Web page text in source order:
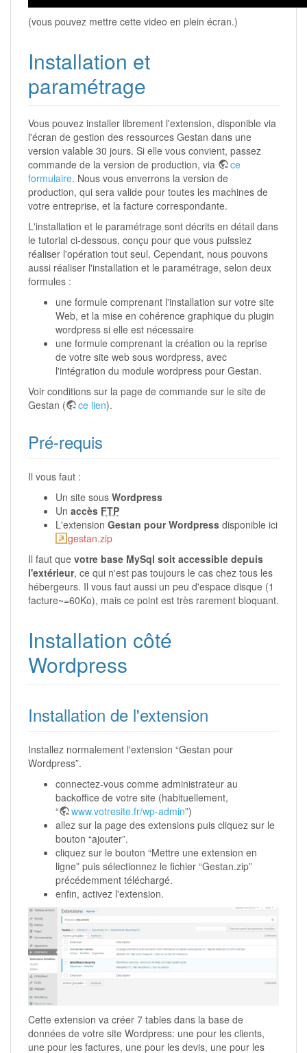
(vous pouvez mettre cette video en plein écran.)
Installation et
paramétrage
Vous pouvez installer librement l'extension, disponible via
l'écran de gestion des ressources Gestan dans une
version valable 30 jours. Si elle vous convient, passez
commande de la version de production, via
ce
formulaire. Nous vous enverrons la version de
production, qui sera valide pour toutes les machines de
votre entreprise, et la facture correspondante.
L'installation et le paramétrage sont décrits en détail dans
le tutorial ci-dessous, conçu pour que vous puissiez
réaliser l'opération tout seul. Cependant, nous pouvons
aussi réaliser l'installation et le paramétrage, selon deux
formules :
une formule comprenant l'installation sur votre site
Web, et la mise en cohérence graphique du plugin
wordpress si elle est nécessaire
une formule comprenant la création ou la reprise
de votre site web sous wordpress, avec
l'intégration du module wordpress pour Gestan.
Voir conditions sur la page de commande sur le site de
Gestan (
ce lien).
Pré-requis
Il vous faut :
Un site sous Wordpress
Un accès FTP
L'extension Gestan pour Wordpress disponible ici
gestan.zip
Il faut que votre base MySql soit accessible depuis
l'extérieur, ce qui n'est pas toujours le cas chez tous les
hébergeurs. Il vous faut aussi un peu d'espace disque (1
facture~=60Ko), mais ce point est très rarement bloquant.
Installation côté
Wordpress
Installation de l'extension
Installez normalement l'extension “Gestan pour
Wordpress”.
connectez-vous comme administrateur au
backoffice de votre site (habituellement,
“
www.votresite.fr/wp-admin”)
allez sur la page des extensions puis cliquez sur le
bouton “ajouter”.
cliquez sur le bouton “Mettre une extension en
ligne” puis sélectionnez le fichier “Gestan.zip”
précédemment téléchargé.
enfin, activez l'extension.
Cette extension va créer 7 tables dans la base de
données de votre site Wordpress: une pour les clients,
une pour les factures, une pour les devis, une pour les